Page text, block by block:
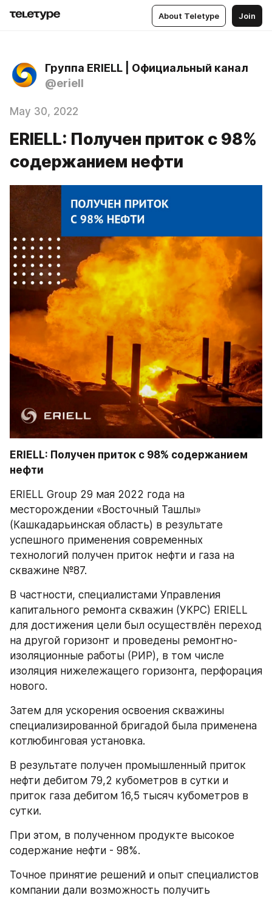
About Teletype Join
Группа ERIELL | Официальный канал
@eriell
May 30, 2022
ERIELL: Получен приток с 98%
содержанием нефти
ERIELL: Получен приток с 98% содержанием
нефти
ERIELL Group 29 мая 2022 года на
месторождении «Восточный Ташлы»
(Кашкадарьинская область) в результате
успешного применения современных
технологий получен приток нефти и газа на
скважине №87.
В частности, специалистами Управления
капитального ремонта скважин (УКРС) ERIELL
для достижения цели был осуществлён переход
на другой горизонт и проведены ремонтно-
изоляционные работы (РИР), в том числе
изоляция нижележащего горизонта, перфорация
нового.
Затем для ускорения освоения скважины
специализированной бригадой была применена
котлюбинговая установка.
В результате получен промышленный приток
нефти дебитом 79,2 кубометров в сутки и
приток газа дебитом 16,5 тысяч кубометров в
сутки.
При этом, в полученном продукте высокое
содержание нефти - 98%.
Точное принятие решений и опыт специалистов
компании дали возможность получить